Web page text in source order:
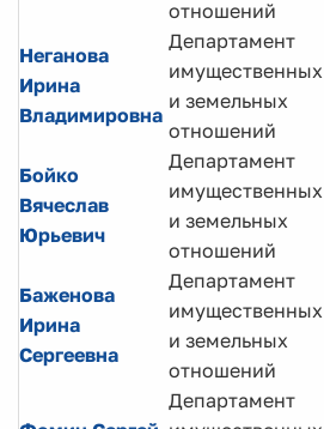
отношений
Неганова
Ирина
Владимировна
Департамент
имущественных
и земельных
отношений
Бойко
Вячеслав
Юрьевич
Департамент
имущественных
и земельных
отношений
Баженова
Ирина
Сергеевна
Департамент
имущественных
и земельных
отношений
Департамент